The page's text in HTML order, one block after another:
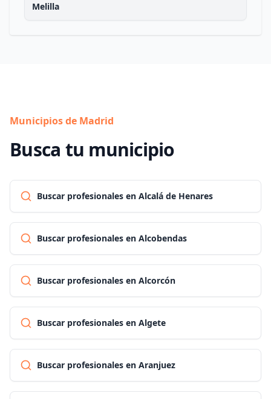
Melilla
Municipios de Madrid
Busca tu municipio
Buscar profesionales en Alcalá de Henares
Buscar profesionales en Alcobendas
Buscar profesionales en Alcorcón
Buscar profesionales en Algete
Buscar profesionales en Aranjuez